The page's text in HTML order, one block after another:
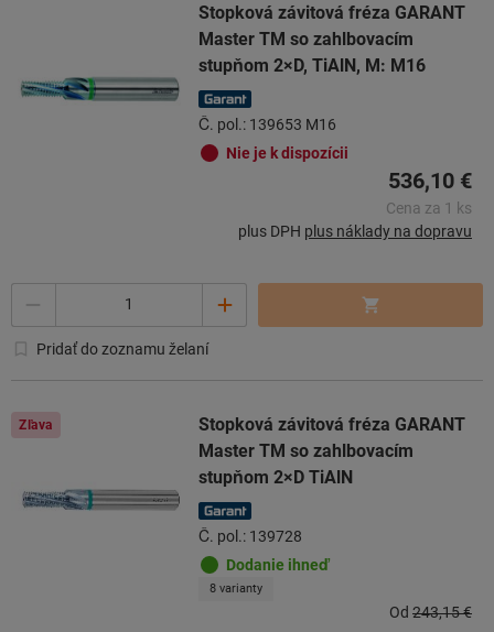
Stopková závitová fréza GARANT
Master TM so zahlbovacím
stupňom 2×D, TiAlN, M: M16
Č. pol.: 139653 M16
Nie je k dispozícii
536,10 €
Cena za 1 ks
plus DPH plus náklady na dopravu
Pridať do zoznamu želaní
Zľava
Stopková závitová fréza GARANT
Master TM so zahlbovacím
stupňom 2×D TiAlN
Č. pol.: 139728
Dodanie ihneď
8 varianty
Od 243,15 €